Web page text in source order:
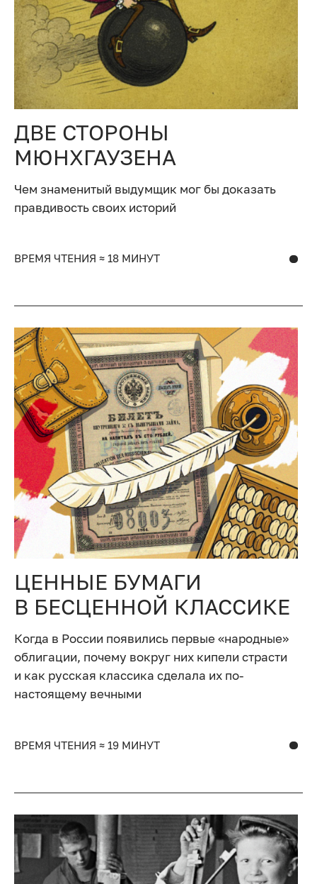
ДВЕ СТОРОНЫ
МЮНХГАУЗЕНА
Чем знаменитый выдумщик мог бы доказать
правдивость своих историй
ВРЕМЯ ЧТЕНИЯ ≈ 18 МИНУТ
ЦЕННЫЕ БУМАГИ
В БЕСЦЕННОЙ КЛАССИКЕ
Когда в России появились первые «народные»
облигации, почему вокруг них кипели страсти
и как русская классика сделала их по-
настоящему вечными
ВРЕМЯ ЧТЕНИЯ ≈ 19 МИНУТ